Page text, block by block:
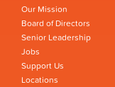
Our Mission
Board of Directors
Senior Leadership
Jobs
Support Us
Locations